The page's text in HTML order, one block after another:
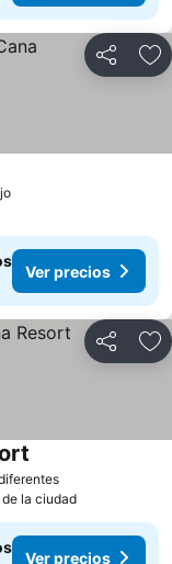
Compartir
Ver precios
Compartir
la ciudad
Ver precios